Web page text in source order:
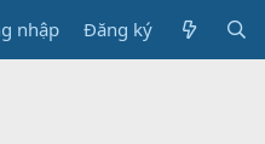
nhập Đăng ký